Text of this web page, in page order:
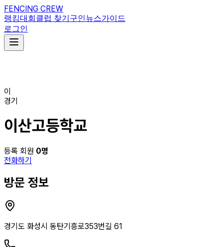
FENCING CREW
랭킹대회 클럽 찾기 구인뉴스가이드
로그인
이
경기
이산고등학교
등록 회원 0명
전화하기
방문 정보
경기도 화성시 동탄기흥로353번길 61